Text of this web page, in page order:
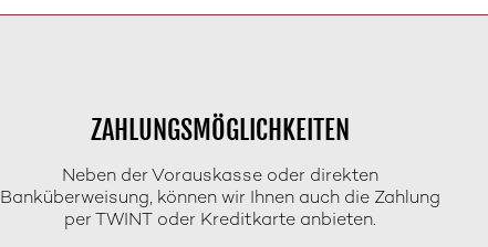
ZAHLUNGSMÖGLICHKEITEN
Neben der Vorauskasse oder direkten
Banküberweisung, können wir Ihnen auch die Zahlung
per TWINT oder Kreditkarte anbieten.